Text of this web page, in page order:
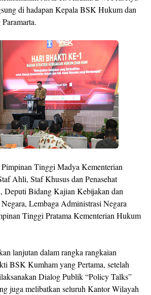
di hadapan Kepala BSK Hukum dan
Tinggi Madya Kementerian
Ahli, Staf Khusus dan Penasehat
Deputi Bidang Kajian Kebijakan dan
Lembaga Administrasi Negara
Tinggi Pratama Kementerian Hukum
lanjutan dalam rangka rangkaian
BSK Kumham yang Pertama, setelah
Dialog Publik “Policy Talks”
juga melibatkan seluruh Kantor Wilayah